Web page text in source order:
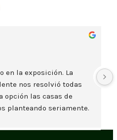
en la exposición. La
nos resolvió todas
opción las casas de
planteando seriamente.